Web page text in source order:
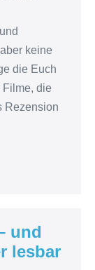
keine
die Euch
die
Rezension
und
lesbar